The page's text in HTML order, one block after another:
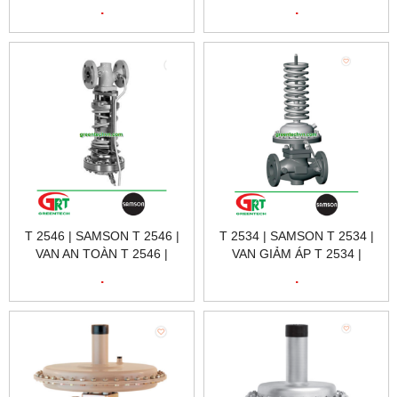
CONVERTER I/P6116
. .
T 2546 | SAMSON T 2546 |
VAN AN TOÀN T 2546 |
.
T 2534 | SAMSON T 2534 |
VAN GIẢM ÁP T 2534 |
.